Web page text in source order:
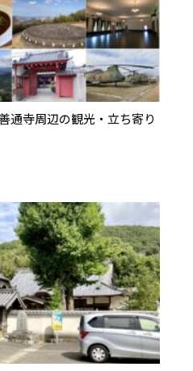
通寺周辺の観光・立ち寄り